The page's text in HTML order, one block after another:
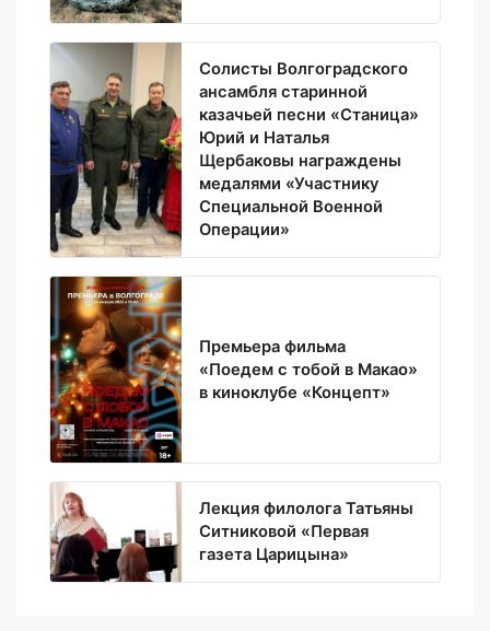
Солисты Волгоградского
ансамбля старинной
казачьей песни «Станица»
Юрий и Наталья
Щербаковы награждены
медалями «Участнику
Специальной Военной
Операции»
Премьера фильма
«Поедем с тобой в Макао»
в киноклубе «Концепт»
Лекция филолога Татьяны
Ситниковой «Первая
газета Царицына»